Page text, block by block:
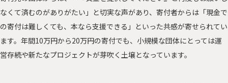
なくて済むのがありがたい」と切実な声があり、寄付者からは「現金で
の寄付は難しくても、本なら支援できる」といった共感が寄せられてい
ます。年間10万円から20万円の寄付でも、小規模な団体にとっては運
営存続や新たなプロジェクトが芽吹く土壌となっています。